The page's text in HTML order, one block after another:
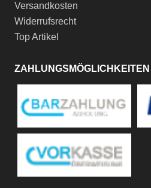
Versandkosten
Widerrufsrecht
Top Artikel
ZAHLUNGSMÖGLICHKEITEN